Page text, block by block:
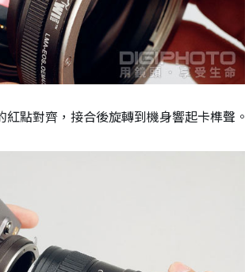
點對齊，接合後旋轉到機身響起卡榫聲。